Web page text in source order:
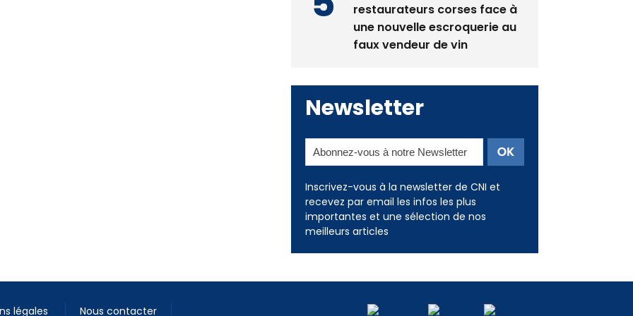
restaurateurs corses face à
une nouvelle escroquerie au
faux vendeur de vin
Newsletter
Inscrivez-vous à la newsletter de CNI et
recevez par email les infos les plus
importantes et une sélection de nos
meilleurs articles
légales Nous contacter